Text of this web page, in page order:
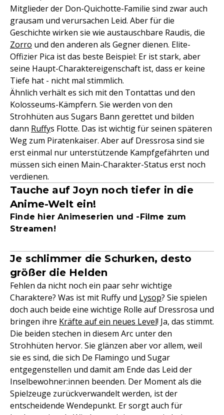
Mitglieder der Don-Quichotte-Familie sind zwar auch
grausam und verursachen Leid. Aber für die
Geschichte wirken sie wie austauschbare Raudis, die
Zorro und den anderen als Gegner dienen. Elite-
Offizier Pica ist das beste Beispiel: Er ist stark, aber
seine Haupt-Charaktereigenschaft ist, dass er keine
Tiefe hat - nicht mal stimmlich.
Ähnlich verhält es sich mit den Tontattas und den
Kolosseums-Kämpfern. Sie werden von den
Strohhüten aus Sugars Bann gerettet und bilden
dann Ruffys Flotte. Das ist wichtig für seinen späteren
Weg zum Piratenkaiser. Aber auf Dressrosa sind sie
erst einmal nur unterstützende Kampfgefährten und
müssen sich einen Main-Charakter-Status erst noch
verdienen.
Tauche auf Joyn noch tiefer in die
Anime-Welt ein!
Finde hier Animeserien und -Filme zum
Streamen!
Je schlimmer die Schurken, desto
größer die Helden
Fehlen da nicht noch ein paar sehr wichtige
Charaktere? Was ist mit Ruffy und Lysop? Sie spielen
doch auch beide eine wichtige Rolle auf Dressrosa und
bringen ihre Kräfte auf ein neues Level! Ja, das stimmt.
Die beiden stechen in diesem Arc unter den
Strohhüten hervor. Sie glänzen aber vor allem, weil
sie es sind, die sich De Flamingo und Sugar
entgegenstellen und damit am Ende das Leid der
Inselbewohner:innen beenden. Der Moment als die
Spielzeuge zurückverwandelt werden, ist der
entscheidende Wendepunkt. Er sorgt auch für